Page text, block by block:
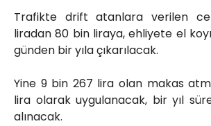
Trafikte drift atanlara verilen
liradan 80 bin liraya, ehliyete el
günden bir yıla çıkarılacak.
Yine 9 bin 267 lira olan makas
lira olarak uygulanacak, bir yıl
alınacak.